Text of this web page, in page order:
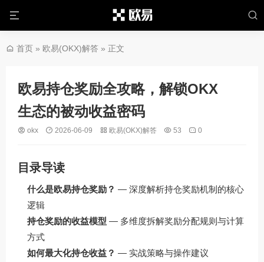
首页 » 欧易(OKX)解答 » 正文
欧易持仓奖励全攻略，解锁OKX
生态的被动收益密码
okx 2026-06-09 欧易(OKX)解答 53 0
目录导读
什么是欧易持仓奖励？ — 深度解析持仓奖励机制的核心
逻辑
持仓奖励的收益模型 — 多维度拆解奖励分配规则与计算
方式
如何最大化持仓收益？ — 实战策略与操作建议